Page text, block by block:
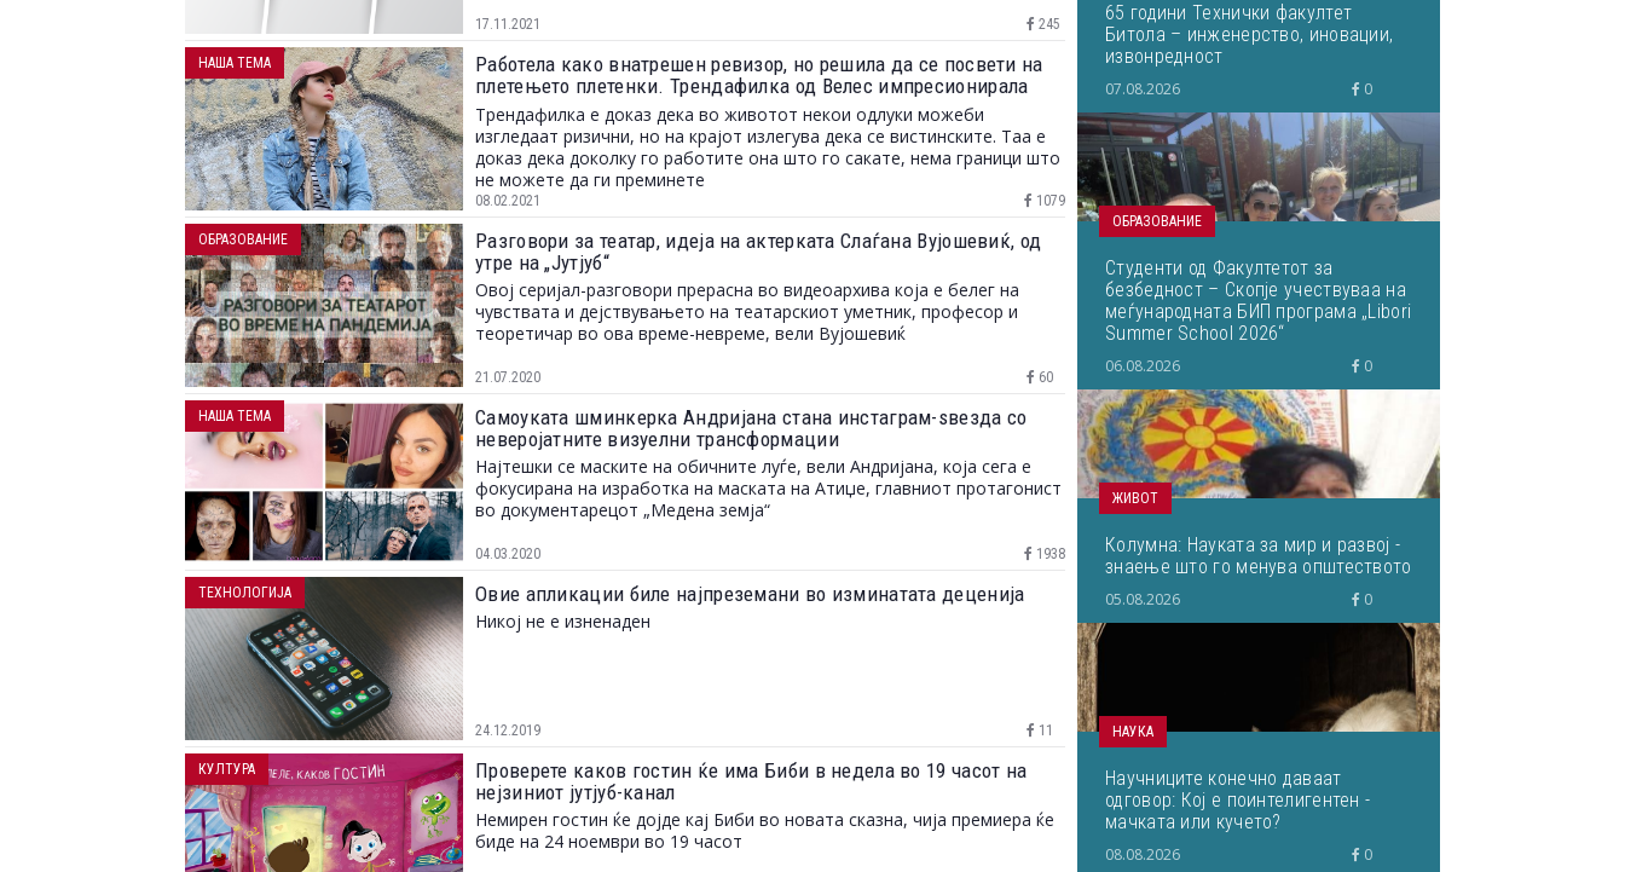
17.11.2021 245
Работела како внатрешен ревизор, но решила да се посвети на
плетењето плетенки. Трендафилка од Велес импресионирала
повеќе од 230 илјади корисници на „Инстаграм“
Трендафилка е доказ дека во животот некои одлуки можеби
изгледаат ризични, но на крајот излегува дека се вистинските. Таа е
доказ дека доколку го работите она што го сакате, нема граници што
не можете да ги преминете
08.02.2021 1079
НАША ТЕМА
Разговори за театар, идеја на актерката Слаѓана Вујошевиќ, од
утре на „Јутјуб“
Овој серијал-разговори прерасна во видеоархива која е белег на
чувствата и дејствувањeтo на театарскиот уметник, професор и
теоретичар во ова време-невреме, вели Вујошевиќ
21.07.2020 60
ОБРАЗОВАНИЕ
Самоуката шминкерка Андријана стана инстаграм-ѕвезда со
неверојатните визуелни трансформации
Најтешки се маските на обичните луѓе, вели Андријана, која сега е
фокусирана на изработка на маската на Атиџе, главниот протагонист
во документарецот „Медена земја“
04.03.2020 1938
НАША ТЕМА
Овие апликации биле најпреземани во изминатата деценија
Никој не е изненаден
24.12.2019 11
ТЕХНОЛОГИЈА
Проверете каков гостин ќе има Биби в недела во 19 часот на
нејзиниот јутјуб-канал
Немирен гостин ќе дојде кај Биби во новата сказна, чија премиера ќе
биде на 24 ноември во 19 часот
КУЛТУРА
65 години Технички факултет
Битола – инженерство, иновации,
извонредност
07.08.2026 0
ОБРАЗОВАНИЕ
Студенти од Факултетот за
безбедност – Скопје учествуваа на
меѓународната БИП програма „Libori
Summer School 2026“
06.08.2026 0
ЖИВОТ
Колумна: Науката за мир и развој -
знаење што го менува општеството
05.08.2026 0
НАУКА
Научниците конечно даваат
одговор: Кој е поинтелигентен -
мачката или кучето?
08.08.2026 0